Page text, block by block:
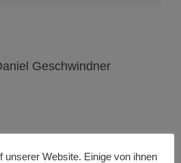
Geschwindner
unserer Website. Einige von ihnen